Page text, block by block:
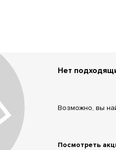
Нет
Возможно, вы
Посмотреть